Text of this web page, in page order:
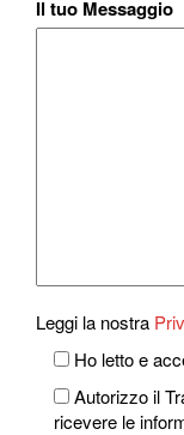
Il tuo Messaggio
Leggi la nostra
Ho letto e
Autorizzo il
ricevere le